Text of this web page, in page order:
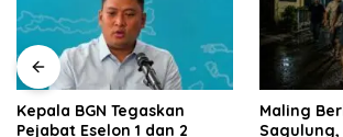
Kepala BGN Tegaskan
Pejabat Eselon 1 dan 2
Maling